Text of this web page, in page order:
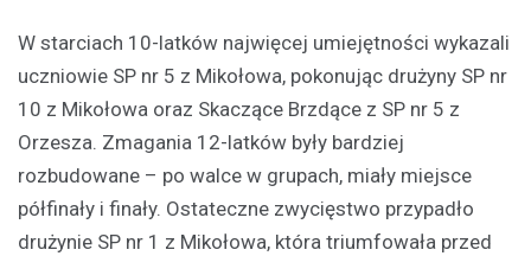
W starciach 10-latków najwięcej umiejętności wykazali
uczniowie SP nr 5 z Mikołowa, pokonując drużyny SP nr
10 z Mikołowa oraz Skaczące Brzdące z SP nr 5 z
Orzesza. Zmagania 12-latków były bardziej
rozbudowane – po walce w grupach, miały miejsce
półfinały i finały. Ostateczne zwycięstwo przypadło
drużynie SP nr 1 z Mikołowa, która triumfowała przed